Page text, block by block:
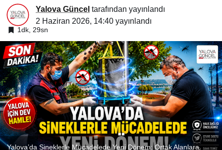
Yalova Güncel tarafından yayınlandı
2 Haziran 2026, 14:40 yayınlandı
1dk, 29sn
Yalova’da Sineklerle Mücadelede Yeni Dönem: Ortak Alanlara